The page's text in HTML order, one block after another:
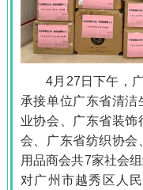
4月27日下午，
承接单位广东省清
业协会、广东省装
会、广东省纺织协会
用品商会共7家社会
对广州市越秀区人